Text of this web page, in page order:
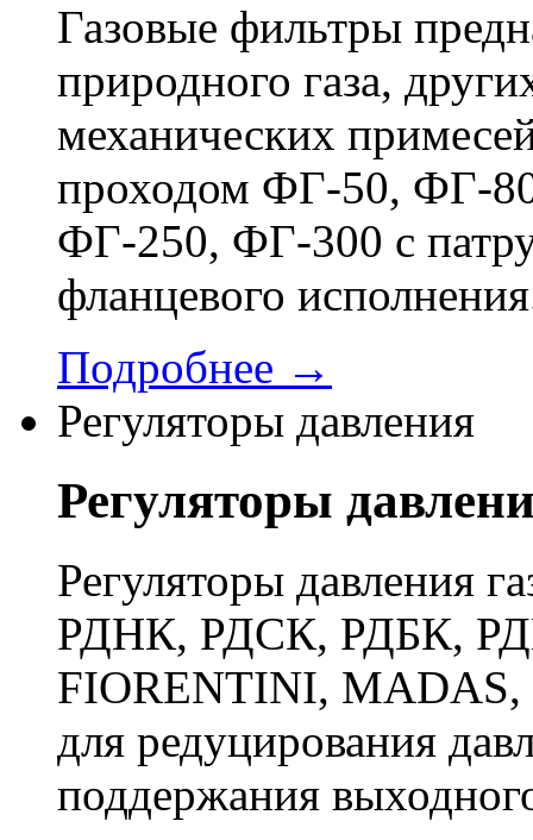
Газовые фильтры
природного газа,
механических
проходом ФГ-50, ФГ-
ФГ-250, ФГ-300 с
фланцевого
Подробнее →
Регуляторы давления
Регуляторы
Регуляторы давления
РДНК, РДСК, РДБК,
FIORENTINI, MADAS,
для редуцирования
поддержания